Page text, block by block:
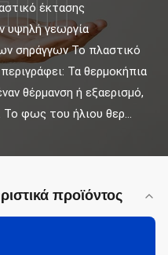
έκτασης
υψηλή γεωργία
σηράγγων Το πλαστικό
Τα θερμοκήπια
θέρμανση ή εξαερισμό,
Το φως του ήλιου θερ...
προϊόντος